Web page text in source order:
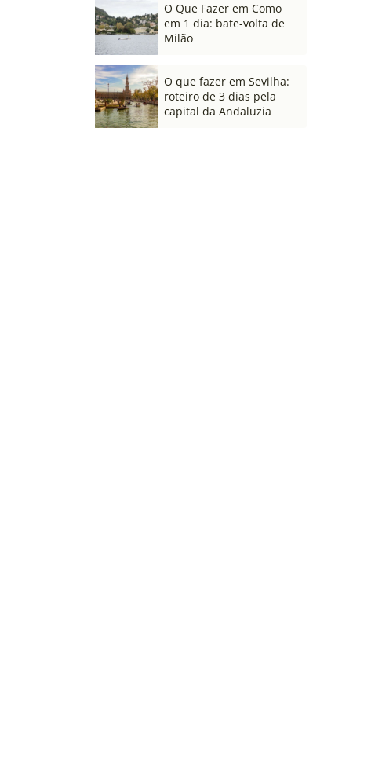
O Que Fazer em Como
em 1 dia: bate-volta de
Milão
O que fazer em Sevilha:
roteiro de 3 dias pela
capital da Andaluzia